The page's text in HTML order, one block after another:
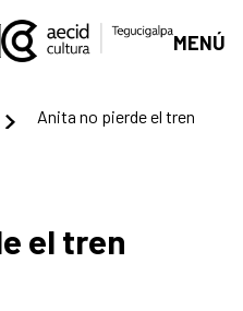
MENÚ
Anita no pierde el tren
el tren